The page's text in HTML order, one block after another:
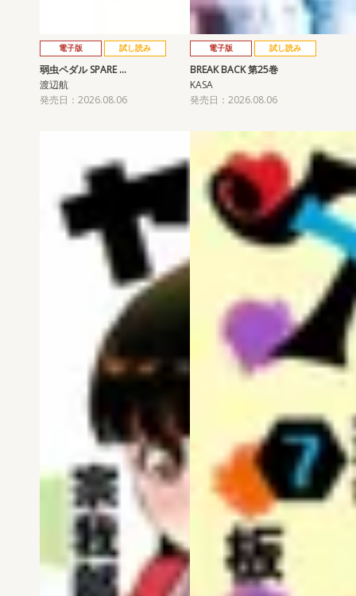
電子版 試し読み
弱虫ペダル SPARE …
渡辺航
発売日：2026.08.06
電子版 試し読み
BREAK BACK 第25巻
KASA
発売日：2026.08.06